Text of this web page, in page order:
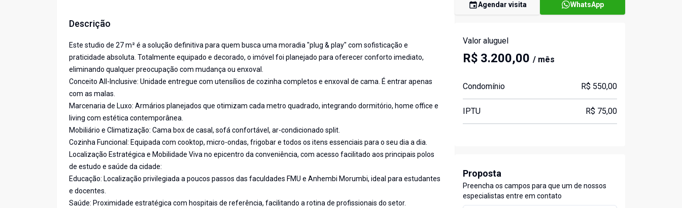
Descrição
Este studio de 27 m² é a solução definitiva para quem busca uma moradia "plug & play" com sofisticação e
praticidade absoluta. Totalmente equipado e decorado, o imóvel foi planejado para oferecer conforto imediato,
eliminando qualquer preocupação com mudança ou enxoval.
Conceito All-Inclusive: Unidade entregue com utensílios de cozinha completos e enxoval de cama. É entrar apenas
com as malas.
Marcenaria de Luxo: Armários planejados que otimizam cada metro quadrado, integrando dormitório, home office e
living com estética contemporânea.
Mobiliário e Climatização: Cama box de casal, sofá confortável, ar-condicionado split.
Cozinha Funcional: Equipada com cooktop, micro-ondas, frigobar e todos os itens essenciais para o seu dia a dia.
Localização Estratégica e Mobilidade Viva no epicentro da conveniência, com acesso facilitado aos principais polos
de estudo e saúde da cidade:
Educação: Localização privilegiada a poucos passos das faculdades FMU e Anhembi Morumbi, ideal para estudantes
e docentes.
Saúde: Proximidade estratégica com hospitais de referência, facilitando a rotina de profissionais do setor.
Agendar visita WhatsApp
Valor aluguel
R$ 3.200,00 / mês
Condomínio R$ 550,00
IPTU R$ 75,00
Proposta
Preencha os campos para que um de nossos
especialistas entre em contato